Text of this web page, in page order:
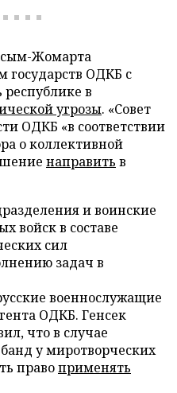
Жомарта
государств ОДКБ с
в
угрозы. «Совет
ОДКБ «в соответствии
о коллективной
направить в
и воинские
войск в составе
сил
задач в
военнослужащие
ОДКБ. Генсек
что в случае
у миротворческих
правоприменять